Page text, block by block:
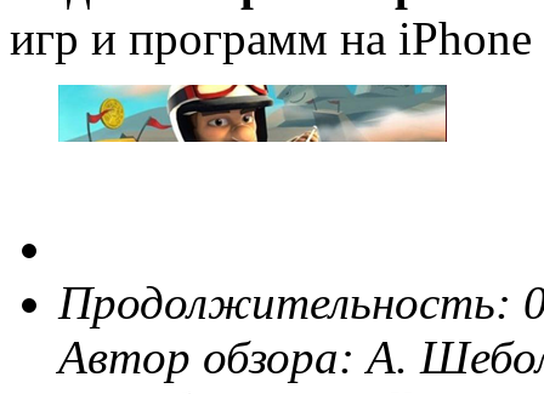
игр и программ на
Продолжительность:
Автор обзора:А.